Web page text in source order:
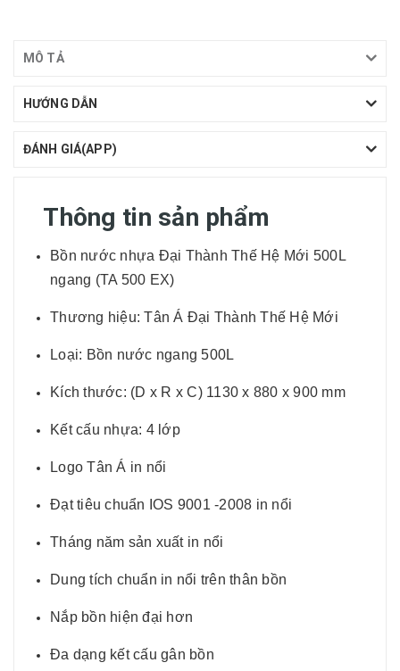
MÔ TẢ
HƯỚNG DẪN
ĐÁNH GIÁ(APP)
Thông tin sản phẩm
Bồn nước nhựa Đại Thành Thế Hệ Mới 500L
ngang (TA 500 EX)
Thương hiệu: Tân Á Đại Thành Thế Hệ Mới
Loại: Bồn nước ngang 500L
Kích thước: (D x R x C) 1130 x 880 x 900 mm
Kết cấu nhựa: 4 lớp
Logo Tân Á in nổi
Đạt tiêu chuẩn IOS 9001 -2008 in nổi
Tháng năm sản xuất in nổi
Dung tích chuẩn in nổi trên thân bồn
Nắp bồn hiện đại hơn
Đa dạng kết cấu gân bồn